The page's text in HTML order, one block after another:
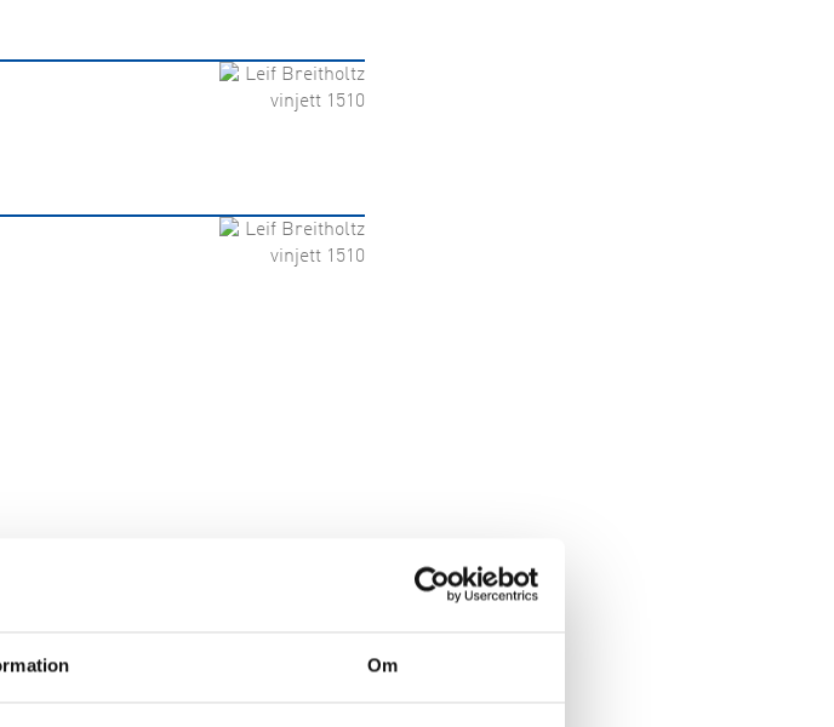
Om